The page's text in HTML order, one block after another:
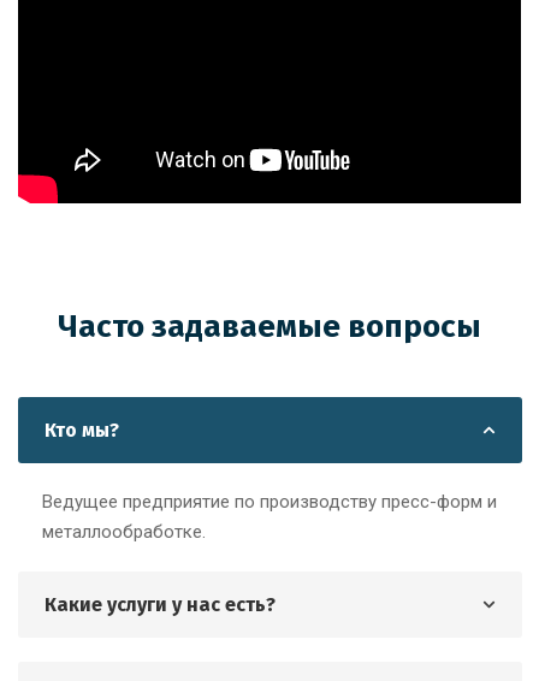
Часто задаваемые вопросы
Кто мы?
Ведущее предприятие по производству пресс-форм и
металлообработке.
Какие услуги у нас есть?